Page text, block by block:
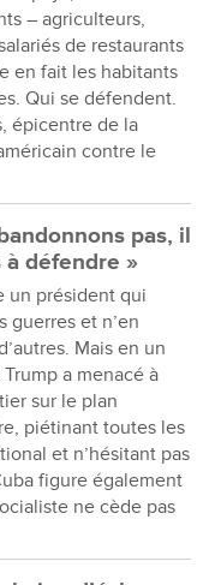
– agriculteurs,
de restaurants
en fait les habitants
Qui se défendent.
épicentre de la
contre le
pas, il
à défendre »
un président qui
guerres et n’en
Mais en un
a menacé à
sur le plan
piétinant toutes les
et n’hésitant pas
figure également
ne cède pas